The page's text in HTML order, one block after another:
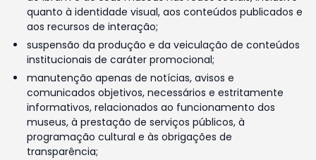
quanto à identidade visual, aos conteúdos publicados e
aos recursos de interação;
suspensão da produção e da veiculação de conteúdos
institucionais de caráter promocional;
manutenção apenas de notícias, avisos e
comunicados objetivos, necessários e estritamente
informativos, relacionados ao funcionamento dos
museus, à prestação de serviços públicos, à
programação cultural e às obrigações de
transparência;